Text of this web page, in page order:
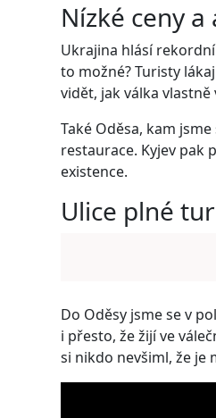
Nízké ceny
Ukrajina hlásí
to možné? Turisty
vidět, jak válka vlastně
Také Oděsa, kam
restaurace. Kyjev pak
existence.
Ulice plné
Do Oděsy jsme se v
i přesto, že žijí ve
si nikdo nevšiml, že je